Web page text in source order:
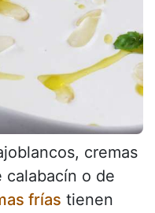
cremas
calabacín o de
frías tienen